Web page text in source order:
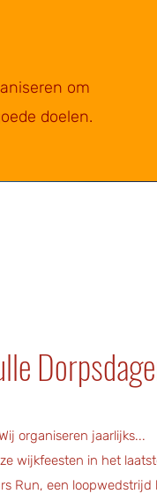
om
doelen.
organiseren jaarlijks...
wijkfeesten in het
Run, een loopwedstrijd